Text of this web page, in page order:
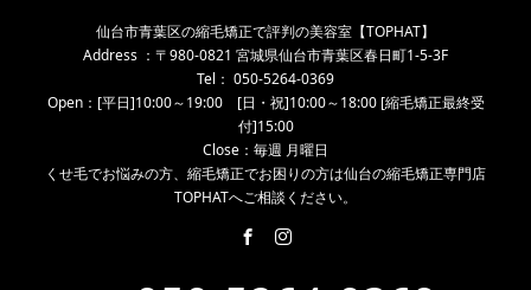
仙台市青葉区の縮毛矯正で評判の美容室【TOPHAT】
Address ：〒980-0821 宮城県仙台市青葉区春日町1-5-3F
Tel： 050-5264-0369
Open：[平日]10:00～19:00 [日・祝]10:00～18:00 [縮毛矯正最終受
付]15:00
Close：毎週 月曜日
くせ毛でお悩みの方、縮毛矯正でお困りの方は仙台の縮毛矯正専門店
TOPHATへご相談ください。